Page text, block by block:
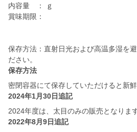
内容量 ： ｇ
賞味期限：
保存方法：直射日光および高温多湿を
ださい。
保存方法
密閉容器にて保存していただけると新
2024年1月30日追記
2024年度は、太目のみの販売となります
2022年8月9日追記